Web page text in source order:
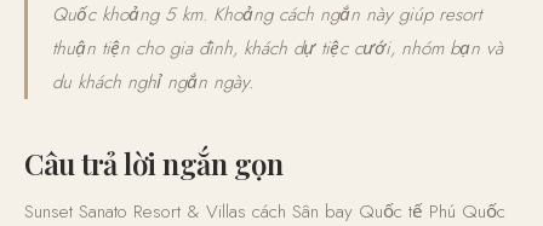
Quốc khoảng 5 km. Khoảng cách ngắn này giúp resort
thuận tiện cho gia đình, khách dự tiệc cưới, nhóm bạn và
du khách nghỉ ngắn ngày.
Câu trả lời ngắn gọn
Sunset Sanato Resort & Villas cách Sân bay Quốc tế Phú Quốc